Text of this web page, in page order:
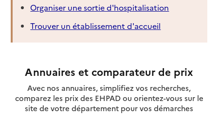
Organiser une sortie d'hospitalisation
Trouver un établissement d'accueil
Annuaires et comparateur de prix
Avec nos annuaires, simplifiez vos recherches,
comparez les prix des EHPAD ou orientez-vous sur le
site de votre département pour vos démarches